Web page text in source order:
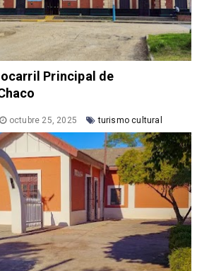
Principal de
octubre 25, 2025 turismo cultural